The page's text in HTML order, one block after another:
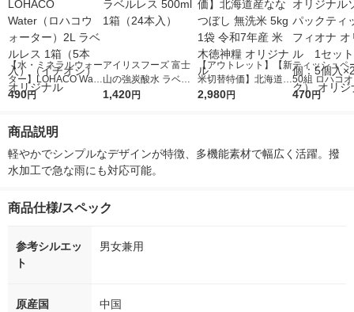
【水・ミネラルウォー
ター】LOHACO Wate
r（ロハコウォータ
シ） オリジナル
490円
アイリスフーズ 富士
山の強炭酸水 ラベル
レス 500ml 1箱（24
1,420円
【アウトレット】【新
米切替特価】北海道産
ななつぼし 無洗米 5k
2,980円
ティッシュペ
50組 ロハコ
ルソフトパッ
オリジナル
470円
商品説明
軽やかでシンプルなデザインが特徴、多機能素材で幅広く活躍。撥
水加工で急な雨にも対応可能。
商品仕様/スペック
参考シルエッ
ト
男女兼用
原産国 中国